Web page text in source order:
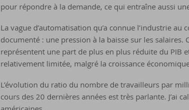
pour répondre à la demande, ce qui entraîne aussi
La vague d’automatisation qu’a connue l’industrie
documenté : une pression à la baisse sur les salaires.
représentent une part de plus en plus réduite du PIB
relativement limitée, malgré la croissance
L’évolution du ratio du nombre de travailleurs par
cours des 20 dernières années est très parlante. J’ai